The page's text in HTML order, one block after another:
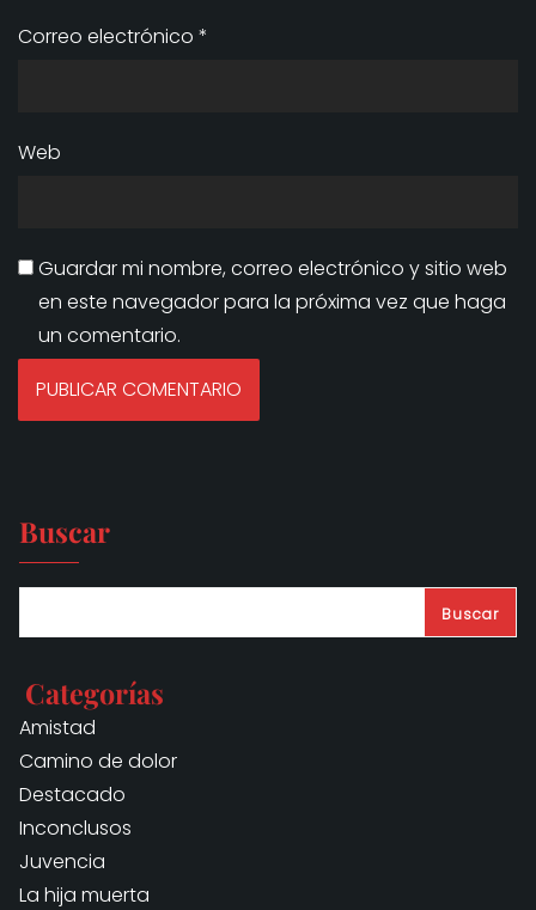
Correo electrónico *
Web
Guardar mi nombre, correo electrónico y sitio web
en este navegador para la próxima vez que haga
un comentario.
Buscar
Buscar
Categorías
Amistad
Camino de dolor
Destacado
Inconclusos
Juvencia
La hija muerta